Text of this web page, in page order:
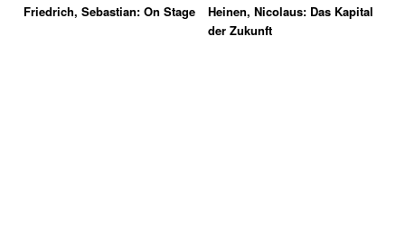
Friedrich, Sebastian: On Stage
Heinen, Nicolaus: Das Kapital
der Zukunft